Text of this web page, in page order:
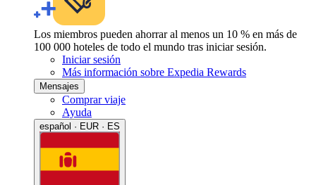
Los miembros pueden ahorrar al menos un 10 % en más de
100 000 hoteles de todo el mundo tras iniciar sesión.
Iniciar sesión
Más información sobre Expedia Rewards
Mensajes
Comprar viaje
Ayuda
español · EUR · ES